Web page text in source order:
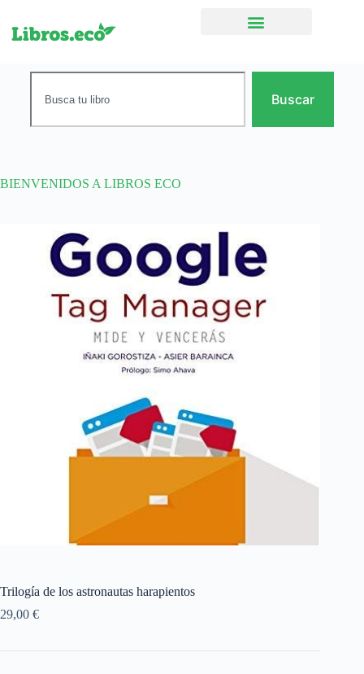
Buscar
BIENVENIDOS A LIBROS ECO
Trilogía de los astronautas harapientos
29,00 €